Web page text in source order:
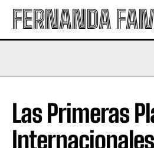
FERNANDA
Las Primeras